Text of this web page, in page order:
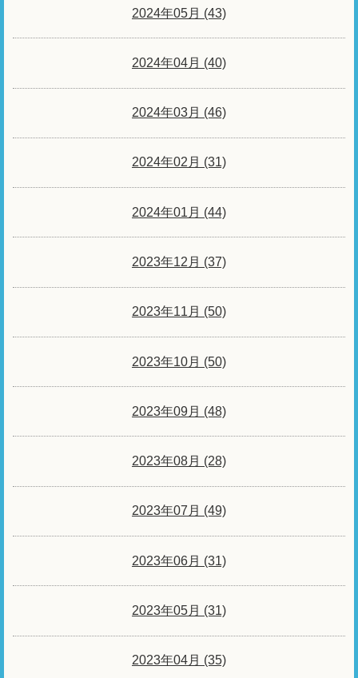
2024年05月 (43)
2024年04月 (40)
2024年03月 (46)
2024年02月 (31)
2024年01月 (44)
2023年12月 (37)
2023年11月 (50)
2023年10月 (50)
2023年09月 (48)
2023年08月 (28)
2023年07月 (49)
2023年06月 (31)
2023年05月 (31)
2023年04月 (35)